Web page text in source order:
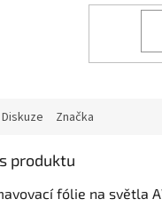
Diskuze Značka
produktu
fólie na světla